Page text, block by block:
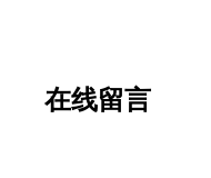
在线留言